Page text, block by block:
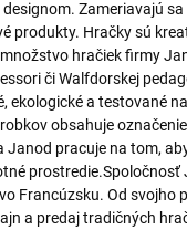
Zameriavajú
produkty. Hračky sú
hračiek firmy
či Walfdorskej
ekologické a testované
obsahuje označenie
Janod pracuje na tom,
prostredie.Spoločnosť
Francúzsku. Od svojho
a predaj tradičných